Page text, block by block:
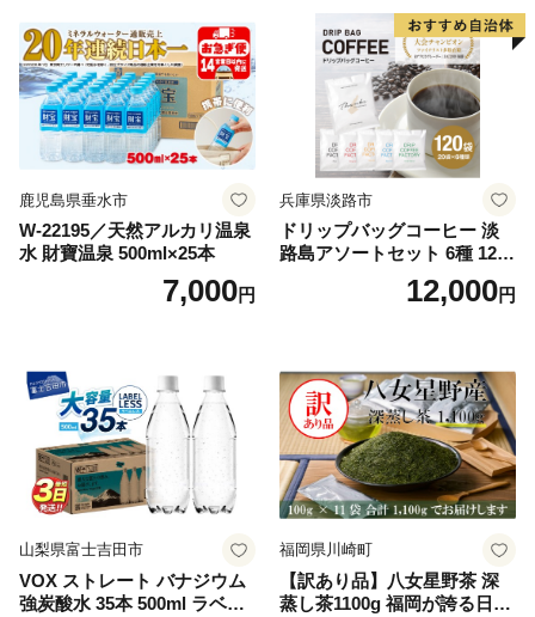
鹿児島県垂水市
W-22195／天然アルカリ温泉
水 財寶温泉 500ml×25本
7,000円
兵庫県淡路市
ドリップバッグコーヒー 淡
路島アソートセット 6種 120
袋 飲み比べ コーヒー
12,000円
山梨県富士吉田市
VOX ストレート バナジウム
強炭酸水 35本 500ml ラベル
福岡県川崎町
【訳あり品】八女星野茶 深
蒸し茶1100g 福岡が誇る日本